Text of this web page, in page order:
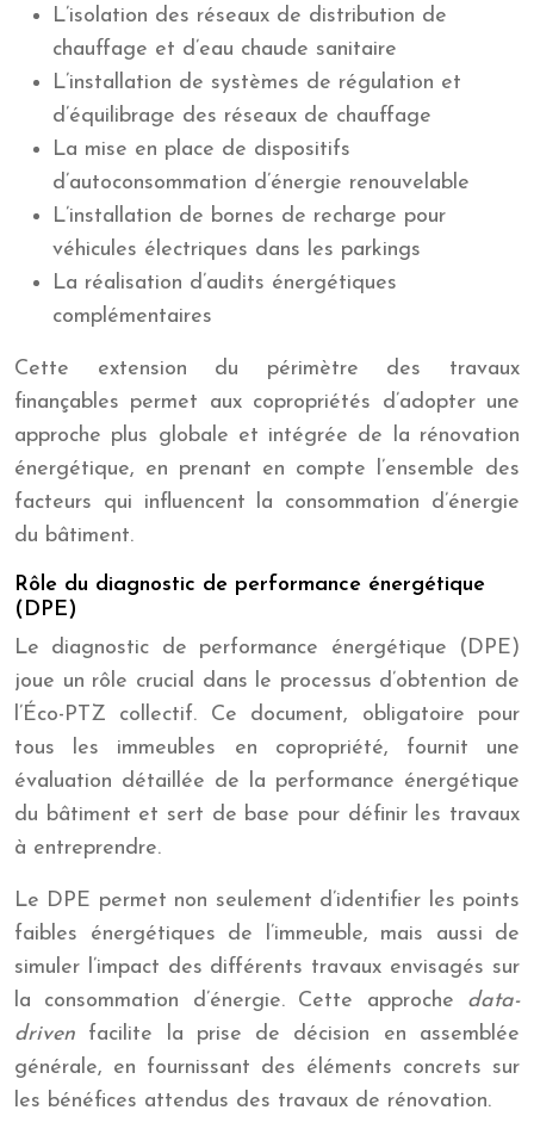
L’isolation des réseaux de distribution de
chauffage et d’eau chaude sanitaire
L’installation de systèmes de régulation et
d’équilibrage des réseaux de chauffage
La mise en place de dispositifs
d’autoconsommation d’énergie renouvelable
L’installation de bornes de recharge pour
véhicules électriques dans les parkings
La réalisation d’audits énergétiques
complémentaires
Cette extension du périmètre des travaux
finançables permet aux copropriétés d’adopter une
approche plus globale et intégrée de la rénovation
énergétique, en prenant en compte l’ensemble des
facteurs qui influencent la consommation d’énergie
du bâtiment.
Rôle du diagnostic de performance énergétique
(DPE)
Le diagnostic de performance énergétique (DPE)
joue un rôle crucial dans le processus d’obtention de
l’Éco-PTZ collectif. Ce document, obligatoire pour
tous les immeubles en copropriété, fournit une
évaluation détaillée de la performance énergétique
du bâtiment et sert de base pour définir les travaux
à entreprendre.
Le DPE permet non seulement d’identifier les points
faibles énergétiques de l’immeuble, mais aussi de
simuler l’impact des différents travaux envisagés sur
la consommation d’énergie. Cette approche data-
driven facilite la prise de décision en assemblée
générale, en fournissant des éléments concrets sur
les bénéfices attendus des travaux de rénovation.